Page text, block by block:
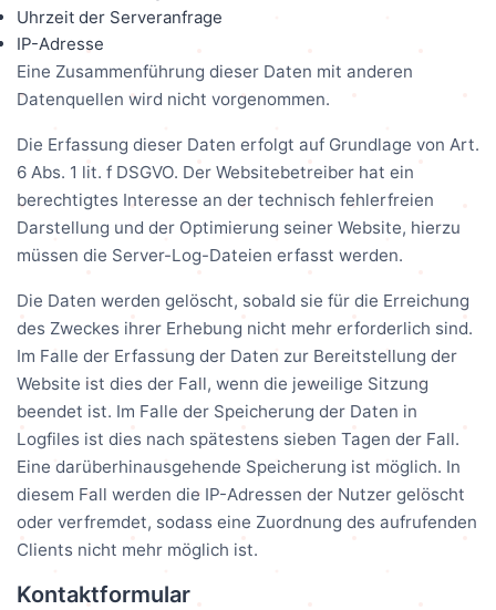
Uhrzeit der Serveranfrage
IP-Adresse
Eine Zusammenführung dieser Daten mit anderen
Datenquellen wird nicht vorgenommen.
Die Erfassung dieser Daten erfolgt auf Grundlage von Art.
6 Abs. 1 lit. f DSGVO. Der Websitebetreiber hat ein
berechtigtes Interesse an der technisch fehlerfreien
Darstellung und der Optimierung seiner Website, hierzu
müssen die Server-Log-Dateien erfasst werden.
Die Daten werden gelöscht, sobald sie für die Erreichung
des Zweckes ihrer Erhebung nicht mehr erforderlich sind.
Im Falle der Erfassung der Daten zur Bereitstellung der
Website ist dies der Fall, wenn die jeweilige Sitzung
beendet ist. Im Falle der Speicherung der Daten in
Logfiles ist dies nach spätestens sieben Tagen der Fall.
Eine darüberhinausgehende Speicherung ist möglich. In
diesem Fall werden die IP-Adressen der Nutzer gelöscht
oder verfremdet, sodass eine Zuordnung des aufrufenden
Clients nicht mehr möglich ist.
Kontaktformular